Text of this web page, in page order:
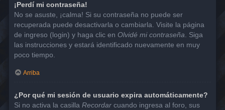
¡Perdí mi contraseña!
No se asuste, ¡calma! Si su contraseña no puede ser
recuperada puede desactivarla o cambiarla. Visite la página
de ingreso (login) y haga clic en Olvidé mi contraseña. Siga
las instrucciones y estará identificado nuevamente en muy
poco tiempo.
Arriba
¿Por qué mi sesión de usuario expira automáticamente?
Si no activa la casilla Recordar cuando ingresa al foro, sus